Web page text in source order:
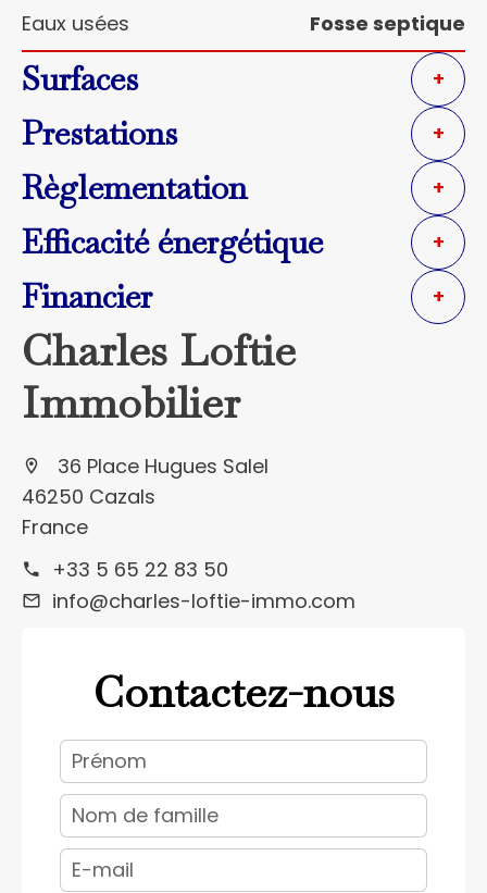
Eaux usées Fosse septique
Surfaces +
Prestations +
Règlementation +
Efficacité énergétique +
Financier +
Charles Loftie
Immobilier
36 Place Hugues Salel
46250 Cazals
France
+33 5 65 22 83 50
info@charles-loftie-immo.com
Contactez-nous